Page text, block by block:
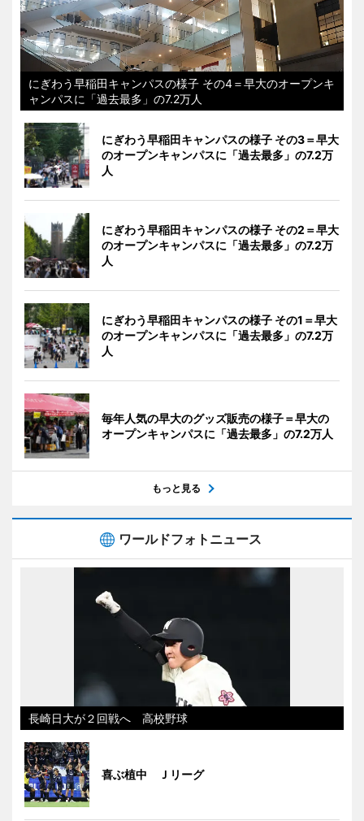
にぎわう早稲田キャンパスの様子 その4＝早大のオープンキ
ャンパスに「過去最多」の7.2万人
にぎわう早稲田キャンパスの様子 その3＝早大
のオープンキャンパスに「過去最多」の7.2万
人
にぎわう早稲田キャンパスの様子 その2＝早大
のオープンキャンパスに「過去最多」の7.2万
人
にぎわう早稲田キャンパスの様子 その1＝早大
のオープンキャンパスに「過去最多」の7.2万
人
毎年人気の早大のグッズ販売の様子＝早大の
オープンキャンパスに「過去最多」の7.2万人
もっと見る
ワールドフォトニュース
長崎日大が２回戦へ 高校野球
喜ぶ植中 Ｊリーグ